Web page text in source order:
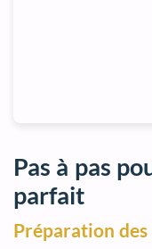
Pas à pas
parfait
Préparation